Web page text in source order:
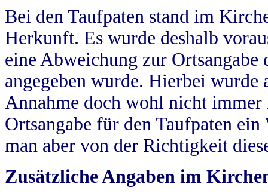
Bei den Taufpaten stand im
Herkunft. Es wurde deshalb
eine Abweichung zur
angegeben wurde. Hierbei wurde
Annahme doch wohl nicht
Ortsangabe für den Taufpaten
man aber von der Richtigkeit
Zusätzliche Angaben im